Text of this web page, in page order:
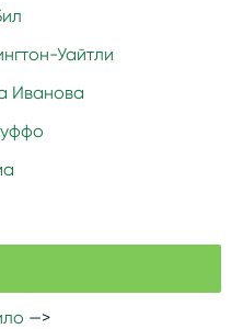
Уайтли
Иванова